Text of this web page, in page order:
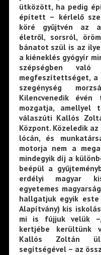
ütközött, ha pedig
épített – kérlelő
köré gyűjtvén az
életről, sorsról,
bánatot szül is az
a kiéneklés gyógyír
szépségben
megfeszítettséget,
szegénység
Kilencvenedik
mozgatja, amellyel
válaszúti Kallós
Központ. Közeledik
lócán, és
motorja nem a
mindegyik díj a
beépül a
erdélyi magyar
egyetemes
hallgatjuk egyik
Alapítvány) kis
mi is fújjuk velük
kertjébe kerültünk
Kallós Zoltán
segítségével – az